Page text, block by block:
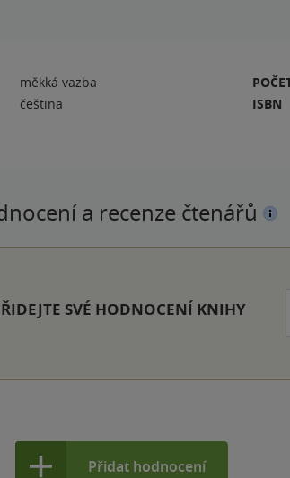
měkká vazba
čeština
ISBN
a recenze čtenářů
SVÉ HODNOCENÍ KNIHY
Přidat hodnocení